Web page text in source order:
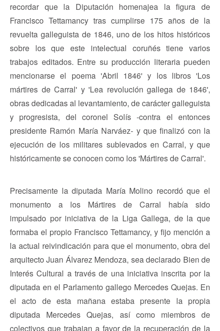
recordar que la Diputación homenajea la figura de
Francisco Tettamancy tras cumplirse 175 años de la
revuelta galleguista de 1846, uno de los hitos históricos
sobre los que este intelectual coruñés tiene varios
trabajos editados. Entre su producción literaria pueden
mencionarse el poema 'Abril 1846' y los libros 'Los
mártires de Carral' y 'Lea revolución gallega de 1846',
obras dedicadas al levantamiento, de carácter galleguista
y progresista, del coronel Solís -contra el entonces
presidente Ramón María Narváez- y que finalizó con la
ejecución de los militares sublevados en Carral, y que
históricamente se conocen como los 'Mártires de Carral'.
Precisamente la diputada María Molino recordó que el
monumento a los Mártires de Carral había sido
impulsado por iniciativa de la Liga Gallega, de la que
formaba el propio Francisco Tettamancy, y fijo mención a
la actual reivindicación para que el monumento, obra del
arquitecto Juan Álvarez Mendoza, sea declarado Bien de
Interés Cultural a través de una iniciativa inscrita por la
diputada en el Parlamento gallego Mercedes Quejas. En
el acto de esta mañana estaba presente la propia
diputada Mercedes Quejas, así como miembros de
colectivos que trabajan a favor de la recuperación de la